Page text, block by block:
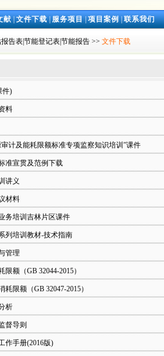
献|文件下载|服务项目|项目案例|联系我们
告表|节能登记表|节能报告>> 文件下载
件)
料
计及能耗限额标准专项监察知识培训”课件
准宣贯及范例下载
讲义
材料
务培训吉林片区课件
列培训教材-技术指南
管理
额（GB 32044-2015）
限额（GB 32047-2015）
析
督导则
作手册(2016版)